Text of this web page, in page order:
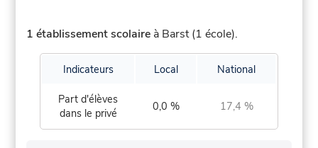
1 établissement scolaire à Barst (1 école).
Indicateurs Local National
Part d'élèves
dans le privé
0,0 % 17,4 %